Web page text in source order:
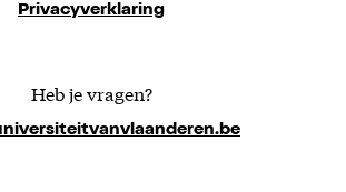
Privacyverklaring
Heb je vragen?